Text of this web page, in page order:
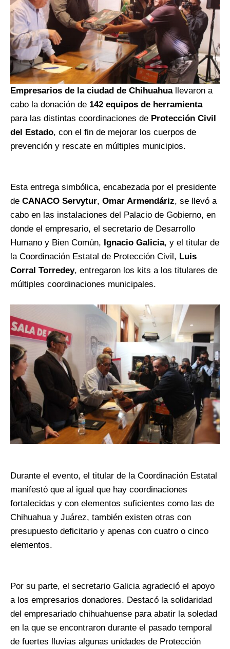
Empresarios de la ciudad de Chihuahuallevaron a
cabo la donación de 142 equipos de herramienta
para las distintas coordinaciones de Protección Civil
del Estado, con el fin de mejorar los cuerpos de
prevención y rescate en múltiples municipios.
Esta entrega simbólica, encabezada por el presidente
de CANACO Servytur, Omar Armendáriz, se llevó a
cabo en las instalaciones del Palacio de Gobierno, en
donde el empresario, el secretario de Desarrollo
Humano y Bien Común, Ignacio Galicia, y el titular de
la Coordinación Estatal de Protección Civil, Luis
Corral Torredey, entregaron los kits a los titulares de
múltiples coordinaciones municipales.
Durante el evento, el titular de la Coordinación Estatal
manifestó que al igual que hay coordinaciones
fortalecidas y con elementos suficientes como las de
Chihuahua y Juárez, también existen otras con
presupuesto deficitario y apenas con cuatro o cinco
elementos.
Por su parte, el secretario Galicia agradeció el apoyo
a los empresarios donadores. Destacó la solidaridad
del empresariado chihuahuense para abatir la soledad
en la que se encontraron durante el pasado temporal
de fuertes lluvias algunas unidades de Protección